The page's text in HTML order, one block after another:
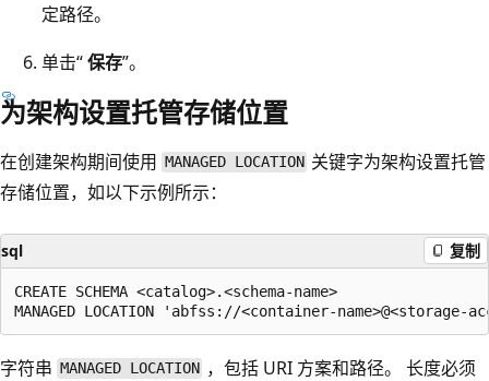
定路径。
单击“保存”。
为架构设置托管存储位置
在创建架构期间使用 MANAGED LOCATION 关键字为架构设置托管
存储位置，如以下示例所示：
sql 复制
CREATE SCHEMA <catalog>.<schema-name>
字符串 MANAGED LOCATION ，包括 URI 方案和路径。 长度必须